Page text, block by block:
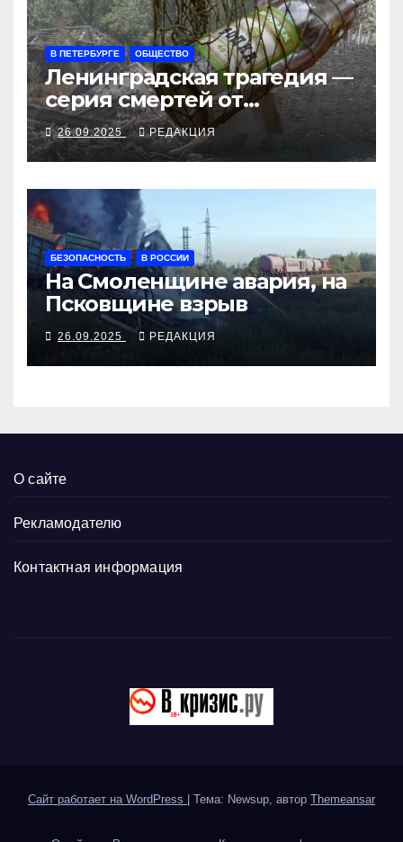
В ПЕТЕРБУРГЕ ОБЩЕСТВО
Ленинградская трагедия —
серия смертей от
алкосуррогата
26.09.2025 РЕДАКЦИЯ
БЕЗОПАСНОСТЬ В РОССИИ
На Смоленщине авария, на
Псковщине взрыв
26.09.2025 РЕДАКЦИЯ
О сайте
Рекламодателю
Контактная информация
Сайт работает на WordPress Тема: Newsup, автор Themeansar